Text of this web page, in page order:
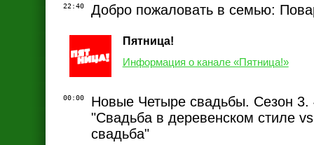
22:40 Добро пожаловать в семью:
Пятница!
Информация о канале «Пятница!»
00:00
Новые Четыре свадьбы. Сезон 3.
"Свадьба в деревенском стиле
свадьба"